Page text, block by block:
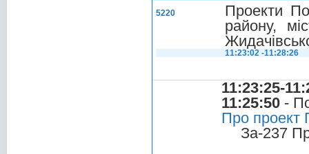
5220
Проекти
району,
11:23:02 -11:28:26
11:23:25-
11:25:50 -
Про проект
За-237